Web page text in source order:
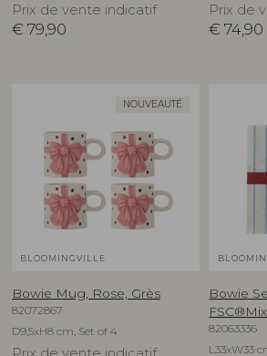
Prix de vente indicatif
€ 79,90
Prix de
€ 74,90
NOUVEAUTÉ
BLOOMINGVILLE
Bowie Mug, Rose, Grès
82072867
D9,5xH8 cm, Set of 4
Bowie
82063336
L33xW33